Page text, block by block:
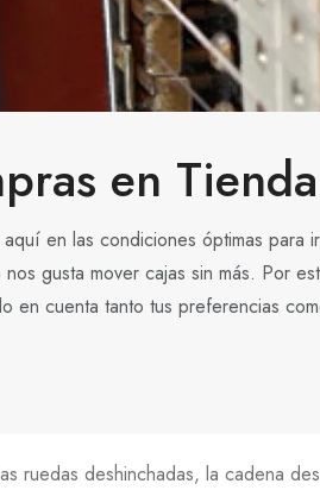
en
en las condiciones óptimas
gusta mover cajas sin más. Por
en cuenta tanto tus preferencias
ruedas deshinchadas, la cadena